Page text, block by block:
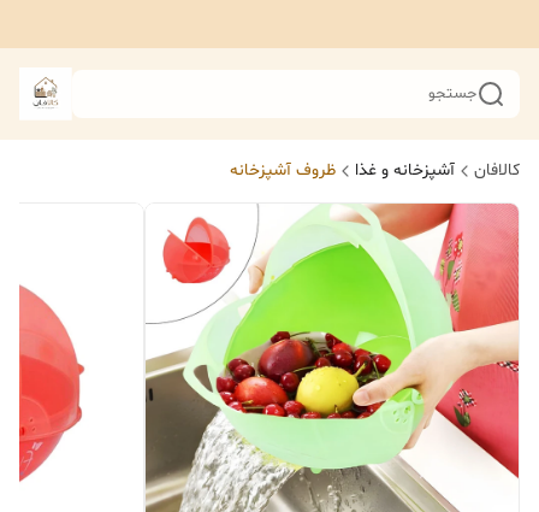
جستجو
کالافان آشپزخانه و غذا ظروف آشپزخانه